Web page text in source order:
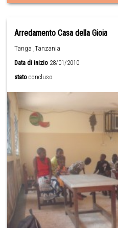
Arredamento Casa della Gioia
Tanga ,Tanzania
Data di inizio 28/01/2010
stato concluso